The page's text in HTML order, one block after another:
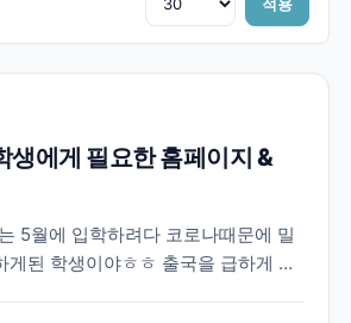
에게 필요한 홈페이지 &
5월에 입학하려다 코로나때문에 밀
게된 학생이야ㅎㅎ 출국을 급하게 서